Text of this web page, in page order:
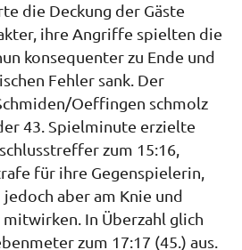
die Deckung der Gäste
ihre Angriffe spielten die
konsequenter zu Ende und
Fehler sank. Der
Oeffingen schmolz
43. Spielminute erzielte
zum 15:16,
für ihre Gegenspielerin,
aber am Knie und
In Überzahl glich
zum 17:17 (45.) aus.